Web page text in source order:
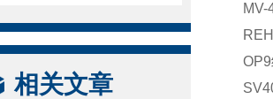
相关文章